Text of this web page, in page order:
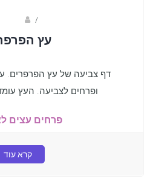
/
עץ
דף צביעה של עץ הפרפרים.
ופרחים לצביעה. העץ
פרחים עצים
קרא עוד